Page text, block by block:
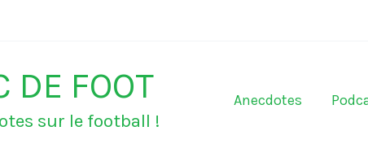
DE FOOT
sur le football !
Anecdotes